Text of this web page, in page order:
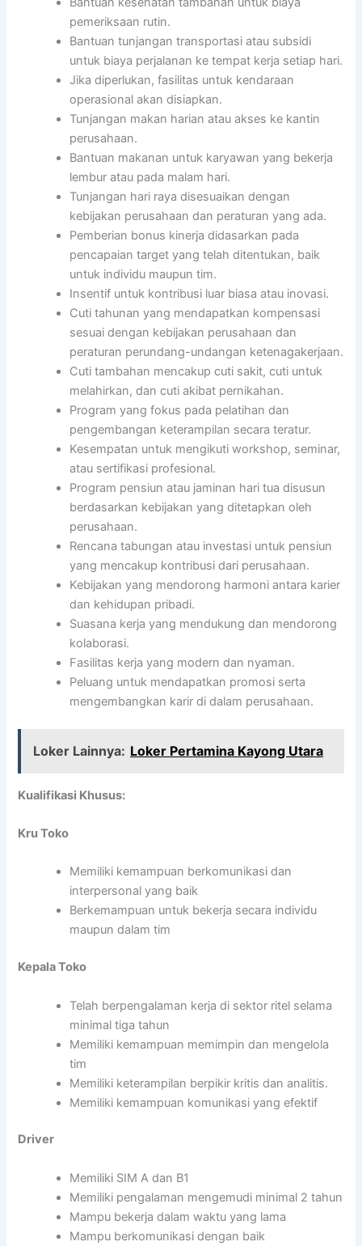
pemeriksaan rutin.
Bantuan tunjangan transportasi atau subsidi
untuk biaya perjalanan ke tempat kerja setiap hari.
Jika diperlukan, fasilitas untuk kendaraan
operasional akan disiapkan.
Tunjangan makan harian atau akses ke kantin
perusahaan.
Bantuan makanan untuk karyawan yang bekerja
lembur atau pada malam hari.
Tunjangan hari raya disesuaikan dengan
kebijakan perusahaan dan peraturan yang ada.
Pemberian bonus kinerja didasarkan pada
pencapaian target yang telah ditentukan, baik
untuk individu maupun tim.
Insentif untuk kontribusi luar biasa atau inovasi.
Cuti tahunan yang mendapatkan kompensasi
sesuai dengan kebijakan perusahaan dan
peraturan perundang-undangan ketenagakerjaan.
Cuti tambahan mencakup cuti sakit, cuti untuk
melahirkan, dan cuti akibat pernikahan.
Program yang fokus pada pelatihan dan
pengembangan keterampilan secara teratur.
Kesempatan untuk mengikuti workshop, seminar,
atau sertifikasi profesional.
Program pensiun atau jaminan hari tua disusun
berdasarkan kebijakan yang ditetapkan oleh
perusahaan.
Rencana tabungan atau investasi untuk pensiun
yang mencakup kontribusi dari perusahaan.
Kebijakan yang mendorong harmoni antara karier
dan kehidupan pribadi.
Suasana kerja yang mendukung dan mendorong
kolaborasi.
Fasilitas kerja yang modern dan nyaman.
Peluang untuk mendapatkan promosi serta
mengembangkan karir di dalam perusahaan.
Loker Lainnya: Loker Pertamina Kayong Utara
Kualifikasi Khusus:
Kru Toko
Memiliki kemampuan berkomunikasi dan
interpersonal yang baik
Berkemampuan untuk bekerja secara individu
maupun dalam tim
Kepala Toko
Telah berpengalaman kerja di sektor ritel selama
minimal tiga tahun
Memiliki kemampuan memimpin dan mengelola
tim
Memiliki keterampilan berpikir kritis dan analitis.
Memiliki kemampuan komunikasi yang efektif
Driver
Memiliki SIM A dan B1
Memiliki pengalaman mengemudi minimal 2 tahun
Mampu bekerja dalam waktu yang lama
Mampu berkomunikasi dengan baik